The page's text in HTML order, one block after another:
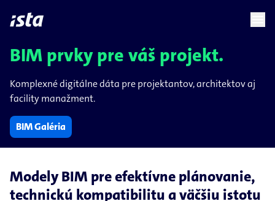
languagechevron_right
BIM prvky pre váš projekt.
Komplexné digitálne dáta pre projektantov, architektov aj
facility manažment.
BIM Galéria
Modely BIM pre efektívne plánovanie,
technickú kompatibilitu a väčšiu istotu